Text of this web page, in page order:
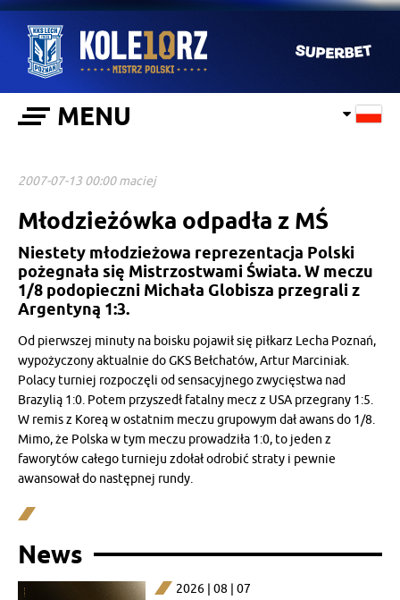
MENU
2007-07-13 00:00 maciej
Młodzieżówka odpadła z MŚ
Niestety młodzieżowa reprezentacja Polski
pożegnała się Mistrzostwami Świata. W meczu
1/8 podopieczni Michała Globisza przegrali z
Argentyną 1:3.
Od pierwszej minuty na boisku pojawił się piłkarz Lecha Poznań,
wypożyczony aktualnie do GKS Bełchatów, Artur Marciniak.
Polacy turniej rozpoczęli od sensacyjnego zwycięstwa nad
Brazylią 1:0. Potem przyszedł fatalny mecz z USA przegrany 1:5.
W remis z Koreą w ostatnim meczu grupowym dał awans do 1/8.
Mimo, że Polska w tym meczu prowadziła 1:0, to jeden z
faworytów całego turnieju zdołał odrobić straty i pewnie
awansował do następnej rundy.
News
2026 | 08 | 07